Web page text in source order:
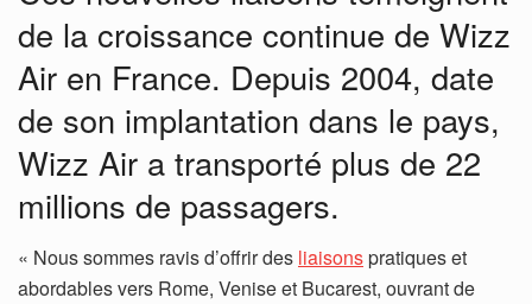
de la croissance continue de Wizz
Air en France. Depuis 2004, date
de son implantation dans le pays,
Wizz Air a transporté plus de 22
millions de passagers.
« Nous sommes ravis d’offrir des liaisonspratiques et
abordables vers Rome, Venise et Bucarest, ouvrant de